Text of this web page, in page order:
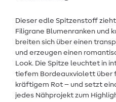
Dieser edle Spitzenstoff
Filigrane Blumenranken und
breiten sich über einen
und erzeugen einen
Look. Die Spitze leuchtet in
tiefem Bordeauxviolett über
kräftigem Rot – und setzt
jedes Nähprojekt zum